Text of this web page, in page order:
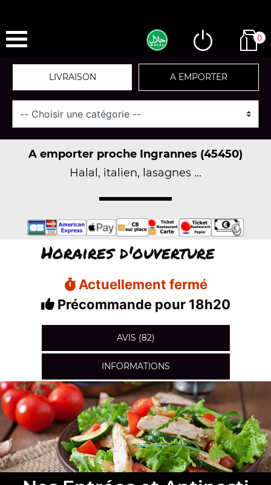
0
LIVRAISON A EMPORTER
A emporter proche Ingrannes (45450)
Halal, italien, lasagnes ...
Horaires d'ouverture
Actuellement fermé
Précommande pour 18h20
AVIS (82)
INFORMATIONS